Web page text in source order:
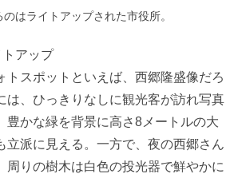
はライトアップされた市役所。
アップ
トスポットといえば、西郷隆盛像だろ
は、ひっきりなしに観光客が訪れ写真
豊かな緑を背景に高さ8メートルの大
立派に見える。一方で、夜の西郷さん
周りの樹木は白色の投光器で鮮やかに